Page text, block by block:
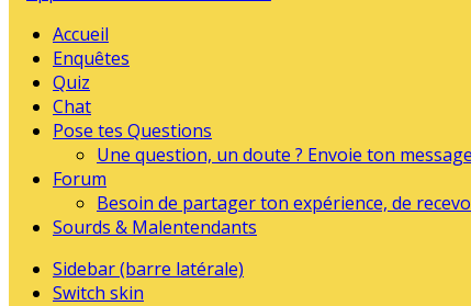
Accueil
Enquêtes
Quiz
Chat
Pose tes Questions
Une question, un doute ? Envoie ton
Forum
Besoin de partager ton expérience, de
Sourds & Malentendants
Sidebar (barre latérale)
Switch skin